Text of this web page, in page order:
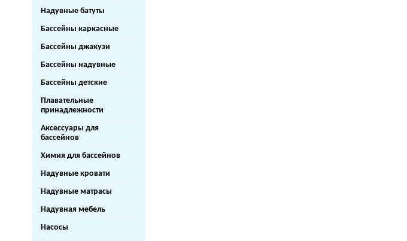
Надувные батуты
Бассейны каркасные
Бассейны джакузи
Бассейны надувные
Бассейны детские
Плавательные
принадлежности
Аксессуары для
бассейнов
Химия для бассейнов
Надувные кровати
Надувные матрасы
Надувная мебель
Насосы